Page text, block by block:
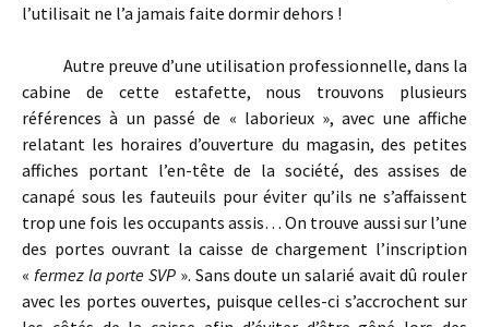
l’utilisait ne l’a jamais faite dormir dehors !
Autre preuve d’une utilisation professionnelle, dans la
cabine de cette estafette, nous trouvons plusieurs
références à un passé de « laborieux », avec une affiche
relatant les horaires d’ouverture du magasin, des petites
affiches portant l’en-tête de la société, des assises de
canapé sous les fauteuils pour éviter qu’ils ne s’affaissent
trop une fois les occupants assis… On trouve aussi sur l’une
des portes ouvrant la caisse de chargement l’inscription
« fermez la porte SVP ». Sans doute un salarié avait dû rouler
avec les portes ouvertes, puisque celles-ci s’accrochent sur